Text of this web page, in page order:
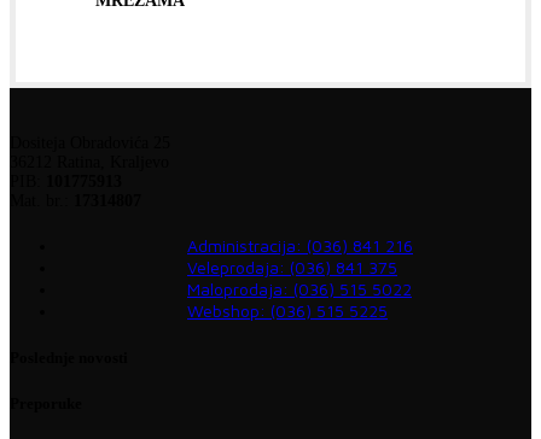
Administracija: (036) 841 216
Veleprodaja: (036) 841 375
Maloprodaja: (036) 515 5022
Webshop: (036) 515 5225